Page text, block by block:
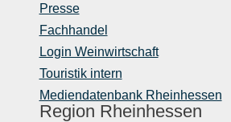
Presse
Fachhandel
Login Weinwirtschaft
Touristik intern
Mediendatenbank Rheinhessen
Region Rheinhessen